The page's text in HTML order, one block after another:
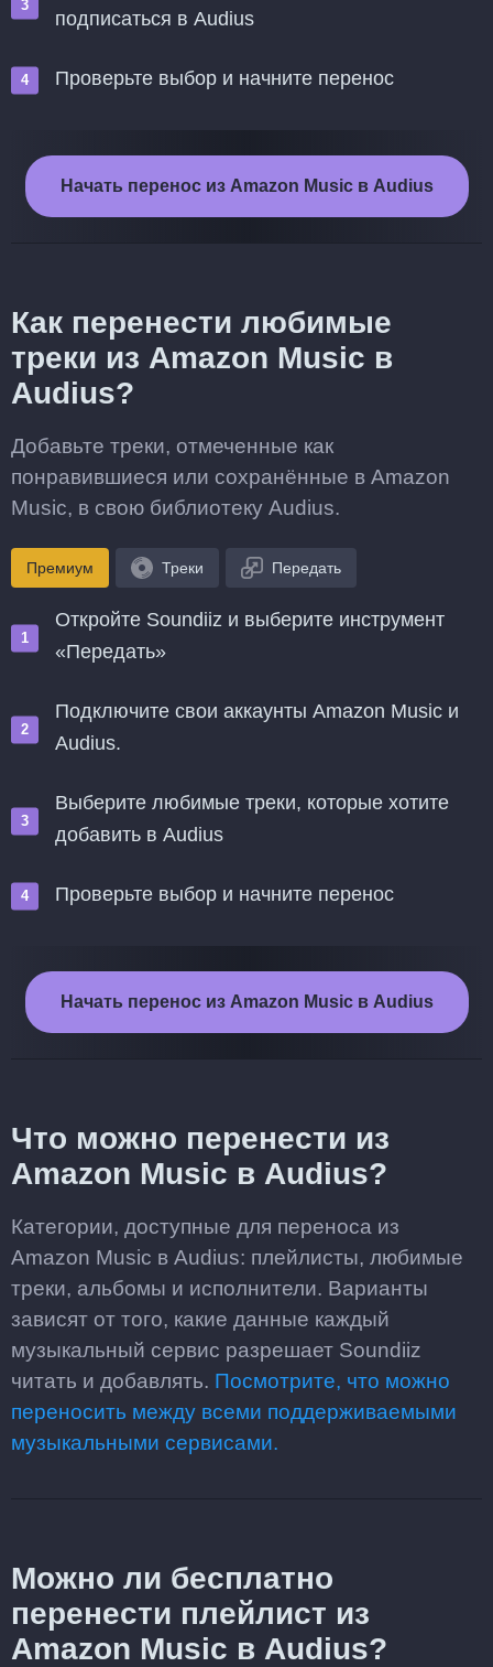
подписаться в Audius
Проверьте выбор и начните перенос
Начать перенос из Amazon Music в Audius
Как перенести любимые
треки из Amazon Music в
Audius?
Добавьте треки, отмеченные как
понравившиеся или сохранённые в Amazon
Music, в свою библиотеку Audius.
Премиум Треки Передать
Откройте Soundiiz и выберите инструмент
«Передать»
Подключите свои аккаунты Amazon Music и
Audius.
Выберите любимые треки, которые хотите
добавить в Audius
Проверьте выбор и начните перенос
Начать перенос из Amazon Music в Audius
Что можно перенести из
Amazon Music в Audius?
Категории, доступные для переноса из
Amazon Music в Audius: плейлисты, любимые
треки, альбомы и исполнители. Варианты
зависят от того, какие данные каждый
музыкальный сервис разрешает Soundiiz
читать и добавлять. Посмотрите, что можно
переносить между всеми поддерживаемыми
музыкальными сервисами.
Можно ли бесплатно
перенести плейлист из
Amazon Music в Audius?